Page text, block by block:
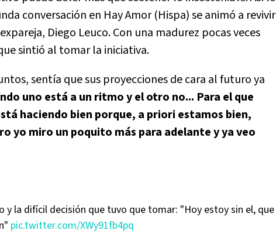
conversación en Hay Amor (Hispa) se animó a revivir
Diego Leuco. Con una madurez pocas veces
sintió al tomar la iniciativa.
sentía que sus proyecciones de cara al futuro ya
uno está a un ritmo y el otro no... Para el que
haciendo bien porque, a priori estamos bien,
yo miro un poquito más para adelante y ya veo
y la difícil decisión que tuvo que tomar: "Hoy estoy sin el, que
pic.twitter.com/XWy91fb4pq